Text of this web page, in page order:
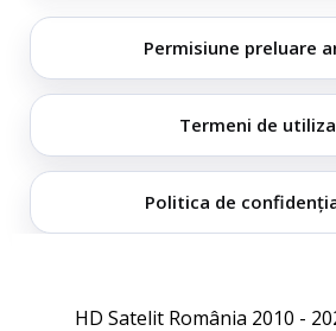
Permisiune preluare
Termeni de
Politica de
HD Satelit România 2010 -